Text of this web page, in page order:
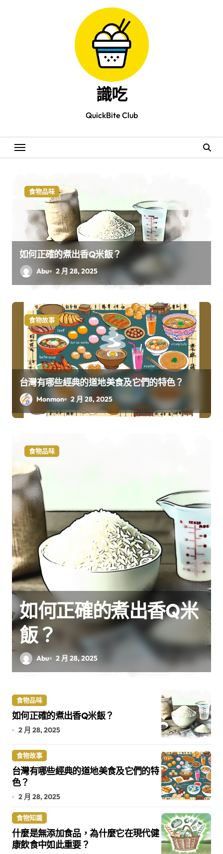
識吃
QuickBite Club
食物品味
如何正確的煮出香Q米飯？
Abu 2 月 28, 2025
食物故事
台灣有哪些經典的道地美食及它們的特色？
Monmon 2 月 28, 2025
食物品味
如何正確的煮出香Q米
飯？
Abu 2 月 28, 2025
食物品味
如何正確的煮出香Q米飯？
2 月 28, 2025
食物故事
台灣有哪些經典的道地美食及它們的特
色？
2 月 28, 2025
食物知識
什麼是無添加食品，為什麼它在現代健
康飲食中如此重要？